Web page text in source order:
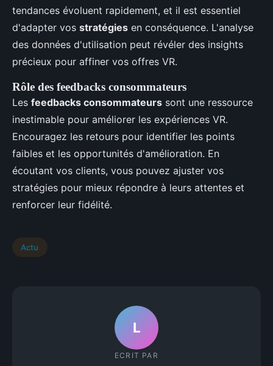
tendances évoluent rapidement, et il est essentiel
d'adapter vos stratégies en conséquence. L'analyse
des données d'utilisation peut révéler des insights
précieux pour affiner vos offres VR.
Rôle des feedbacks consommateurs
Les feedbacks consommateurs sont une ressource
inestimable pour améliorer les expériences VR.
Encouragez les retours pour identifier les points
faibles et les opportunités d'amélioration. En
écoutant vos clients, vous pouvez ajuster vos
stratégies pour mieux répondre à leurs attentes et
renforcer leur fidélité.
Actu
L
ECRIT PAR